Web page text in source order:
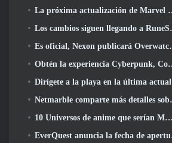
La próxima actualización de Marvel Rivals lleva la lucha a los dioses
Los cambios siguen llegando a RuneScape. Esta vez es vivienda para jugadores
Es oficial, Nexon publicará Overwatch en Corea del Sur en el futuro
Obtén la experiencia Cyberpunk, Completo con ciberpsicosis, En el próximo evento cruzado de Apex Legends
Dirígete a la playa en la última actualización de Palia
Netmarble comparte más detalles sobre el próximo juego de nivelación en solitario, Nivelación en solitario: KARMA en la Anime Expo
10 Universos de anime que serían MMO increíbles
EverQuest anuncia la fecha de apertura del segundo 2026 Servidor de expansión con bloqueo de tiempo